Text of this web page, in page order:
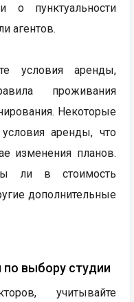
о пунктуальности
агентов.
условия аренды,
проживания
Некоторые
аренды, что
изменения планов.
ли в стоимость
дополнительные
выбору студии
учитывайте